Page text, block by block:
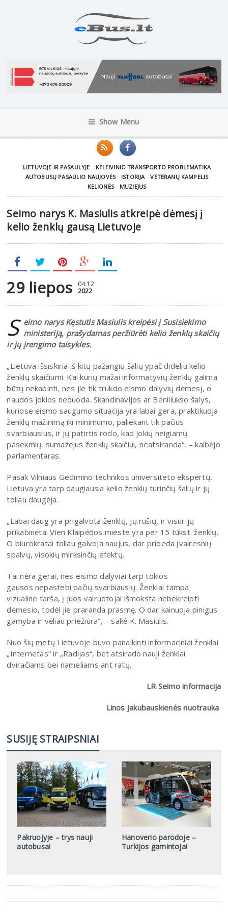
Show Menu
LIETUVOJE IR PASAULYJE
KELEIVINIO TRANSPORTO PROBLEMATIKA
AUTOBUSŲ PASAULIO NAUJOVĖS
ISTORIJA
VETERANŲ KAMPELIS
KELIONĖS
MUZIEJUS
Seimo narys K. Masiulis atkreipė dėmesį į
kelio ženklų gausą Lietuvoje
29 liepos 04:12
2022
S eimo narys Kęstutis Masiulis kreipėsi į Susisiekimo
ministeriją, prašydamas peržiūrėti kelio ženklų skaičių
ir jų įrengimo taisykles.
„Lietuva išsiskiria iš kitų pažangių šalių ypač dideliu kelio
ženklų skaičiumi. Kai kurių mažai informatyvių ženklų galima
būtų nekabinti, nes jie tik trukdo eismo dalyvių dėmesį, o
naudos jokios neduoda. Skandinavijos ar Beniliukso šalys,
kuriose eismo saugumo situacija yra labai gera, praktikuoja
ženklų mažinimą iki minimumo, paliekant tik pačius
svarbiausius, ir jų patirtis rodo, kad jokių neigiamų
pasekmių, sumažėjus ženklų skaičiui, neatsiranda“, – kalbėjo
parlamentaras.
Pasak Vilniaus Gedimino technikos universiteto ekspertų,
Lietuva yra tarp daugiausia kelio ženklų turinčių šalių ir jų
toliau daugėja.
„Labai daug yra prigalvota ženklų, jų rūšių, ir visur jų
prikabinėta. Vien Klaipėdos mieste yra per 15 tūkst. ženklų.
O biurokratai toliau galvoja naujus, dar prideda įvairesnių
spalvų, visokių mirksinčių efektų.
Tai nėra gerai, nes eismo dalyviai tarp tokios
gausos nepastebi pačių svarbiausių. Ženklai tampa
vizualine tarša, į juos vairuotojai išmoksta nebekreipti
dėmesio, todėl jie praranda prasmę. O dar kainuoja pinigus
gamyba ir vėliau priežiūra“, – sakė K. Masiulis.
Nuo šių metų Lietuvoje buvo panaikinti informaciniai ženklai
„Internetas“ ir „Radijas“, bet atsirado nauji ženklai
dviračiams bei nameliams ant ratų.
LR Seimo informacija
Linos Jakubauskienės nuotrauka
SUSIJĘ STRAIPSNIAI
Pakruojyje – trys nauji
autobusai
Hanoverio parodoje –
Turkijos gamintojai